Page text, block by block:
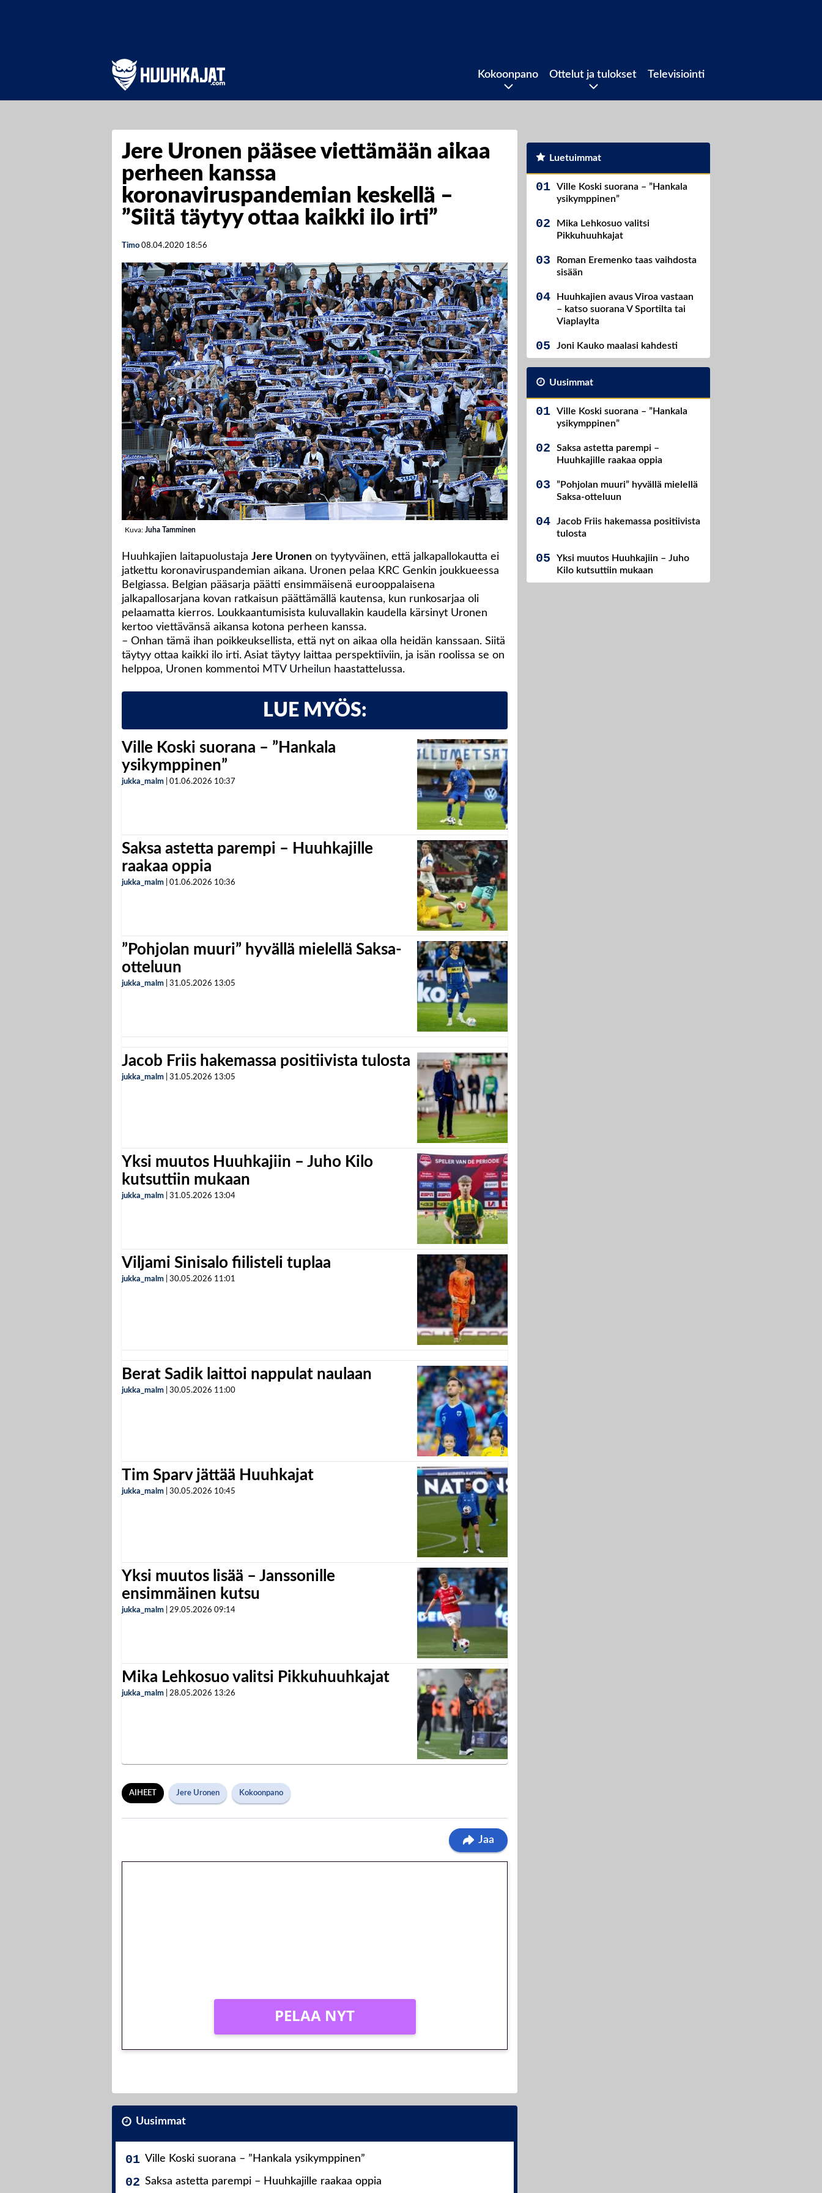
Kokoonpano Ottelut ja tulokset Televisiointi
Jere Uronen pääsee viettämään aikaa
perheen kanssa
koronaviruspandemian keskellä –
”Siitä täytyy ottaa kaikki ilo irti”
Timo 08.04.2020 18:56
Kuva: Juha Tamminen
Huuhkajien laitapuolustaja Jere Uronen on tyytyväinen, että jalkapallokautta ei
jatkettu koronaviruspandemian aikana. Uronen pelaa KRC Genkin joukkueessa
Belgiassa. Belgian pääsarja päätti ensimmäisenä eurooppalaisena
jalkapallosarjana kovan ratkaisun päättämällä kautensa, kun runkosarjaa oli
pelaamatta kierros. Loukkaantumisista kuluvallakin kaudella kärsinyt Uronen
kertoo viettävänsä aikansa kotona perheen kanssa.
– Onhan tämä ihan poikkeuksellista, että nyt on aikaa olla heidän kanssaan. Siitä
täytyy ottaa kaikki ilo irti. Asiat täytyy laittaa perspektiiviin, ja isän roolissa se on
helppoa, Uronen kommentoi MTV Urheilun haastattelussa.
LUE MYÖS:
Ville Koski suorana – ”Hankala
ysikymppinen”
jukka_malm 01.06.2026 10:37
Saksa astetta parempi – Huuhkajille
raakaa oppia
jukka_malm 01.06.2026 10:36
”Pohjolan muuri” hyvällä mielellä Saksa-
otteluun
jukka_malm 31.05.2026 13:05
Jacob Friis hakemassa positiivista tulosta
jukka_malm 31.05.2026 13:05
Yksi muutos Huuhkajiin – Juho Kilo
kutsuttiin mukaan
jukka_malm 31.05.2026 13:04
Viljami Sinisalo fiilisteli tuplaa
jukka_malm 30.05.2026 11:01
Berat Sadik laittoi nappulat naulaan
jukka_malm 30.05.2026 11:00
Tim Sparv jättää Huuhkajat
jukka_malm 30.05.2026 10:45
Yksi muutos lisää – Janssonille
ensimmäinen kutsu
jukka_malm 29.05.2026 09:14
Mika Lehkosuo valitsi Pikkuhuuhkajat
jukka_malm 28.05.2026 13:26
AIHEET Jere Uronen Kokoonpano
Jaa
PELAA NYT
Uusimmat
Ville Koski suorana – ”Hankala ysikymppinen”
Saksa astetta parempi – Huuhkajille raakaa oppia
Luetuimmat
Ville Koski suorana – ”Hankala
ysikymppinen”
Mika Lehkosuo valitsi
Pikkuhuuhkajat
Roman Eremenko taas vaihdosta
sisään
Huuhkajien avaus Viroa vastaan
– katso suorana V Sportilta tai
Viaplaylta
Joni Kauko maalasi kahdesti
Uusimmat
Ville Koski suorana – ”Hankala
ysikymppinen”
Saksa astetta parempi –
Huuhkajille raakaa oppia
”Pohjolan muuri” hyvällä mielellä
Saksa-otteluun
Jacob Friis hakemassa positiivista
tulosta
Yksi muutos Huuhkajiin – Juho
Kilo kutsuttiin mukaan